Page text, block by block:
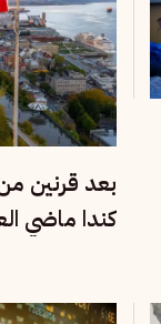
بعد قرنين
كندا ماضي